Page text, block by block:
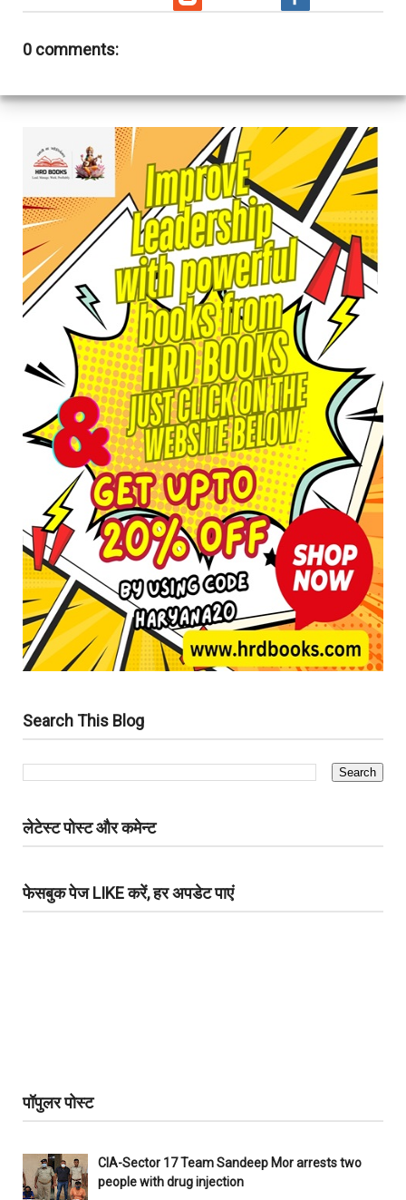
0 comments:
Search This Blog
लेटेस्ट पोस्ट और कमेन्ट
फेसबुक पेज LIKE करें, हर अपडेट पाएं
पॉपुलर पोस्ट
CIA-Sector 17 Team Sandeep Mor arrests two
people with drug injection